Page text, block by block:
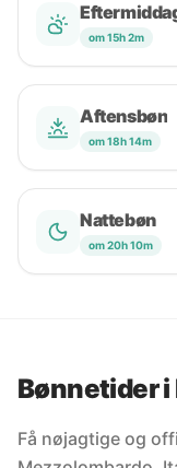
om 15h 2m
Aftensbøn
om 18h 14m
Nattebøn
om 20h 10m
Bønnetider
Få nøjagtige og